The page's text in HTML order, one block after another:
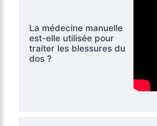
La médecine manuelle
est-elle utilisée pour
traiter les blessures du
dos ?